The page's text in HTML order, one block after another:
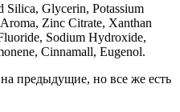
Silica, Glycerin, Potassium
Zinc Citrate, Xanthan
Sodium Hydroxide,
Cinnamall, Eugenol.
предыдущие, но все же есть